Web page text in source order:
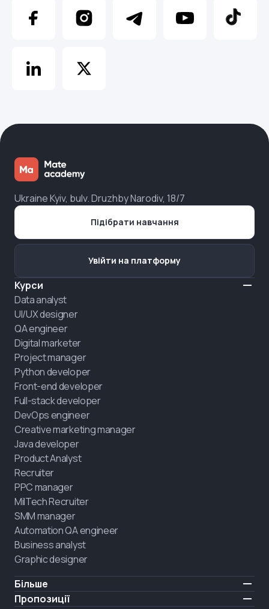
Ukraine Kyiv, bulv. Druzhby Narodiv, 18/7
Курси
Data analyst
UI/UX designer
QA engineer
Digital marketer
Project manager
Python developer
Front-end developer
Full-stack developer
DevOps engineer
Creative marketing manager
Java developer
Product Analyst
Recruiter
PPC manager
MilTech Recruiter
SMM manager
Automation QA engineer
Business analyst
Graphic designer
Більше
Ціни
Пропозиції
Підібрати навчання
Увійти на платформу